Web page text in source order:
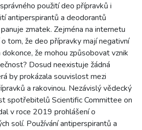
použití deo přípravků i
antiperspirantů a deodorantů
zmatek. Zejména na internetu
tom, že deo přípravky mají negativní
že mohou způsobovat vznik
Dosud neexistuje žádná
by prokázala souvislost mezi
a rakovinou. Nezávislý vědecký
spotřebitelů Scientific Committee on
v roce 2019 prohlášení o
solí. Používání antiperspirantů a